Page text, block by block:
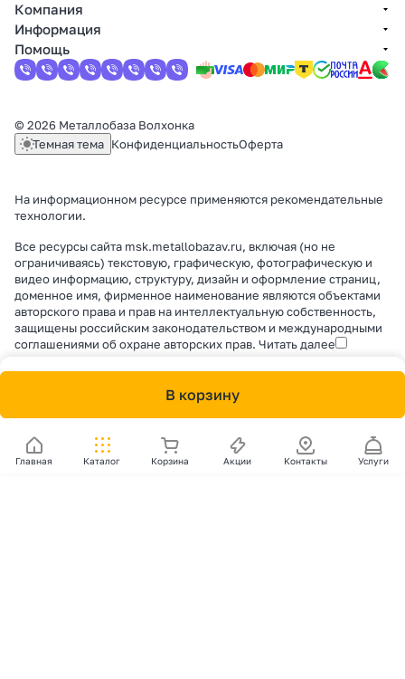
В корзину
Главная Каталог Корзина Акции Контакты Услуги
Компания
Информация
Помощь
© 2026 Металлобаза Волхонка
Темная тема КонфиденциальностьОферта
На информационном ресурсе применяются рекомендательные
технологии.
Все ресурсы сайта msk.metallobazav.ru, включая (но не
ограничиваясь) текстовую, графическую, фотографическую и
видео информацию, структуру, дизайн и оформление страниц,
доменное имя, фирменное наименование являются объектами
авторского права и прав на интеллектуальную собственность,
защищены российским законодательством и международными
соглашениями об охране авторских прав. Читать далее